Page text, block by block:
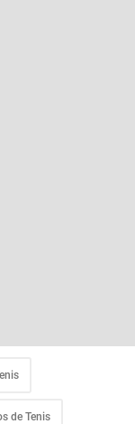
de Tenis